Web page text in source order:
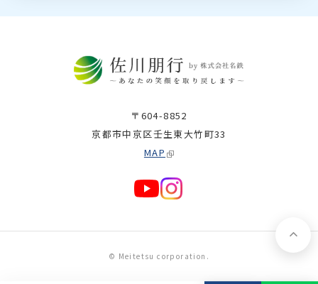
〒604-8852
京都市中京区壬生東大竹町33
MAP
© Meitetsu corporation.